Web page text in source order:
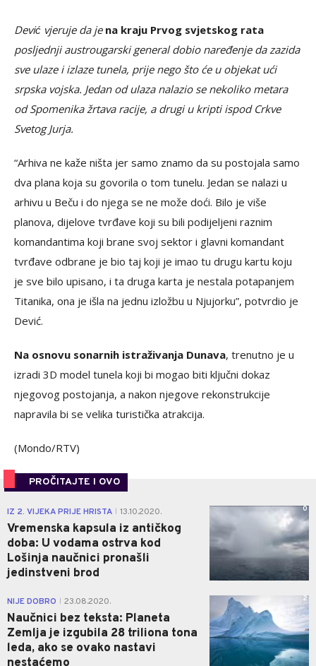
Dević vjeruje da je na kraju Prvog svjetskog rata
posljednji austrougarski general dobio naređenje da zazida
sve ulaze i izlaze tunela, prije nego što će u objekat ući
srpska vojska. Jedan od ulaza nalazio se nekoliko metara
od Spomenika žrtava racije, a drugi u kripti ispod Crkve
Svetog Jurja.
“Arhiva ne kaže ništa jer samo znamo da su postojala samo
dva plana koja su govorila o tom tunelu. Jedan se nalazi u
arhivu u Beču i do njega se ne može doći. Bilo je više
planova, dijelove tvrđave koji su bili podijeljeni raznim
komandantima koji brane svoj sektor i glavni komandant
tvrđave odbrane je bio taj koji je imao tu drugu kartu koju
je sve bilo upisano, i ta druga karta je nestala potapanjem
Titanika, ona je išla na jednu izložbu u Njujorku”, potvrdio je
Dević.
Na osnovu sonarnih istraživanja Dunava, trenutno je u
izradi 3D model tunela koji bi mogao biti ključni dokaz
njegovog postojanja, a nakon njegove rekonstrukcije
napravila bi se velika turistička atrakcija.
(Mondo/RTV)
PROČITAJTE I OVO
IZ 2. VIJEKA PRIJE HRISTA 13.10.2020.
Vremenska kapsula iz antičkog
doba: U vodama ostrva kod
Lošinja naučnici pronašli
jedinstveni brod
0
NIJE DOBRO 23.08.2020.
Naučnici bez teksta: Planeta
Zemlja je izgubila 28 triliona tona
leda, ako se ovako nastavi
2